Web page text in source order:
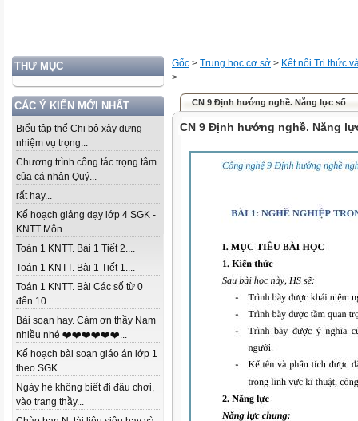
THƯ MỤC
CÁC Ý KIẾN MỚI NHẤT
Biểu tập thể Chi bộ xây dựng
nhiệm vụ trọng...
Chương trình công tác trọng tâm
của cá nhân Quý...
rất hay...
Kế hoạch giảng dạy lớp 4 SGK -
KNTT Môn...
Toán 1 KNTT. Bài 1 Tiết 2....
Toán 1 KNTT. Bài 1 Tiết 1....
Toán 1 KNTT. Bài Các số từ 0
đến 10...
Bài soạn hay. Cảm ơn thầy Nam
nhiều nhé ❤️❤️❤️❤️❤️❤️...
Kế hoạch bài soạn giáo án lớp 1
theo SGK...
Ngày hè không biết đi đâu chơi,
vào trang thầy...
Gốc > Trung học cơ sở > Kết nối Tri thức
>
CN 9 Định hướng nghề. Năng lực số
CN 9 Định hướng nghề. Năng